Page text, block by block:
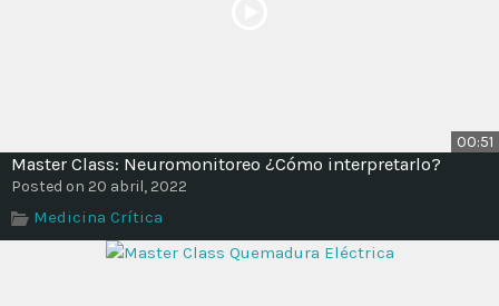
00:51
Master Class: Neuromonitoreo ¿Cómo interpretarlo?
Posted on 20 abril, 2022
Medicina Crítica